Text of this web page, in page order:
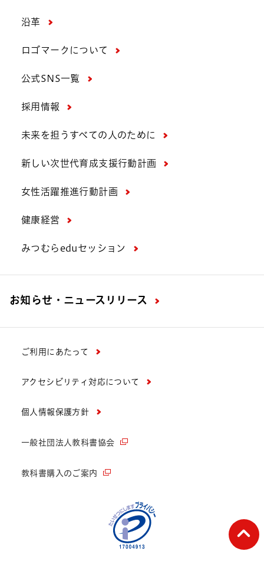
沿革
ロゴマークについて
公式SNS一覧
採用情報
未来を担うすべての人のために
新しい次世代育成支援行動計画
女性活躍推進行動計画
健康経営
みつむらeduセッション
お知らせ・ニュースリリース
ご利用にあたって
アクセシビリティ対応について
個人情報保護方針
一般社団法人教科書協会
教科書購入のご案内
ペ